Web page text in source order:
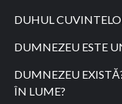
DUHUL
DUMNEZEU ESTE
DUMNEZEU
ÎN LUME?